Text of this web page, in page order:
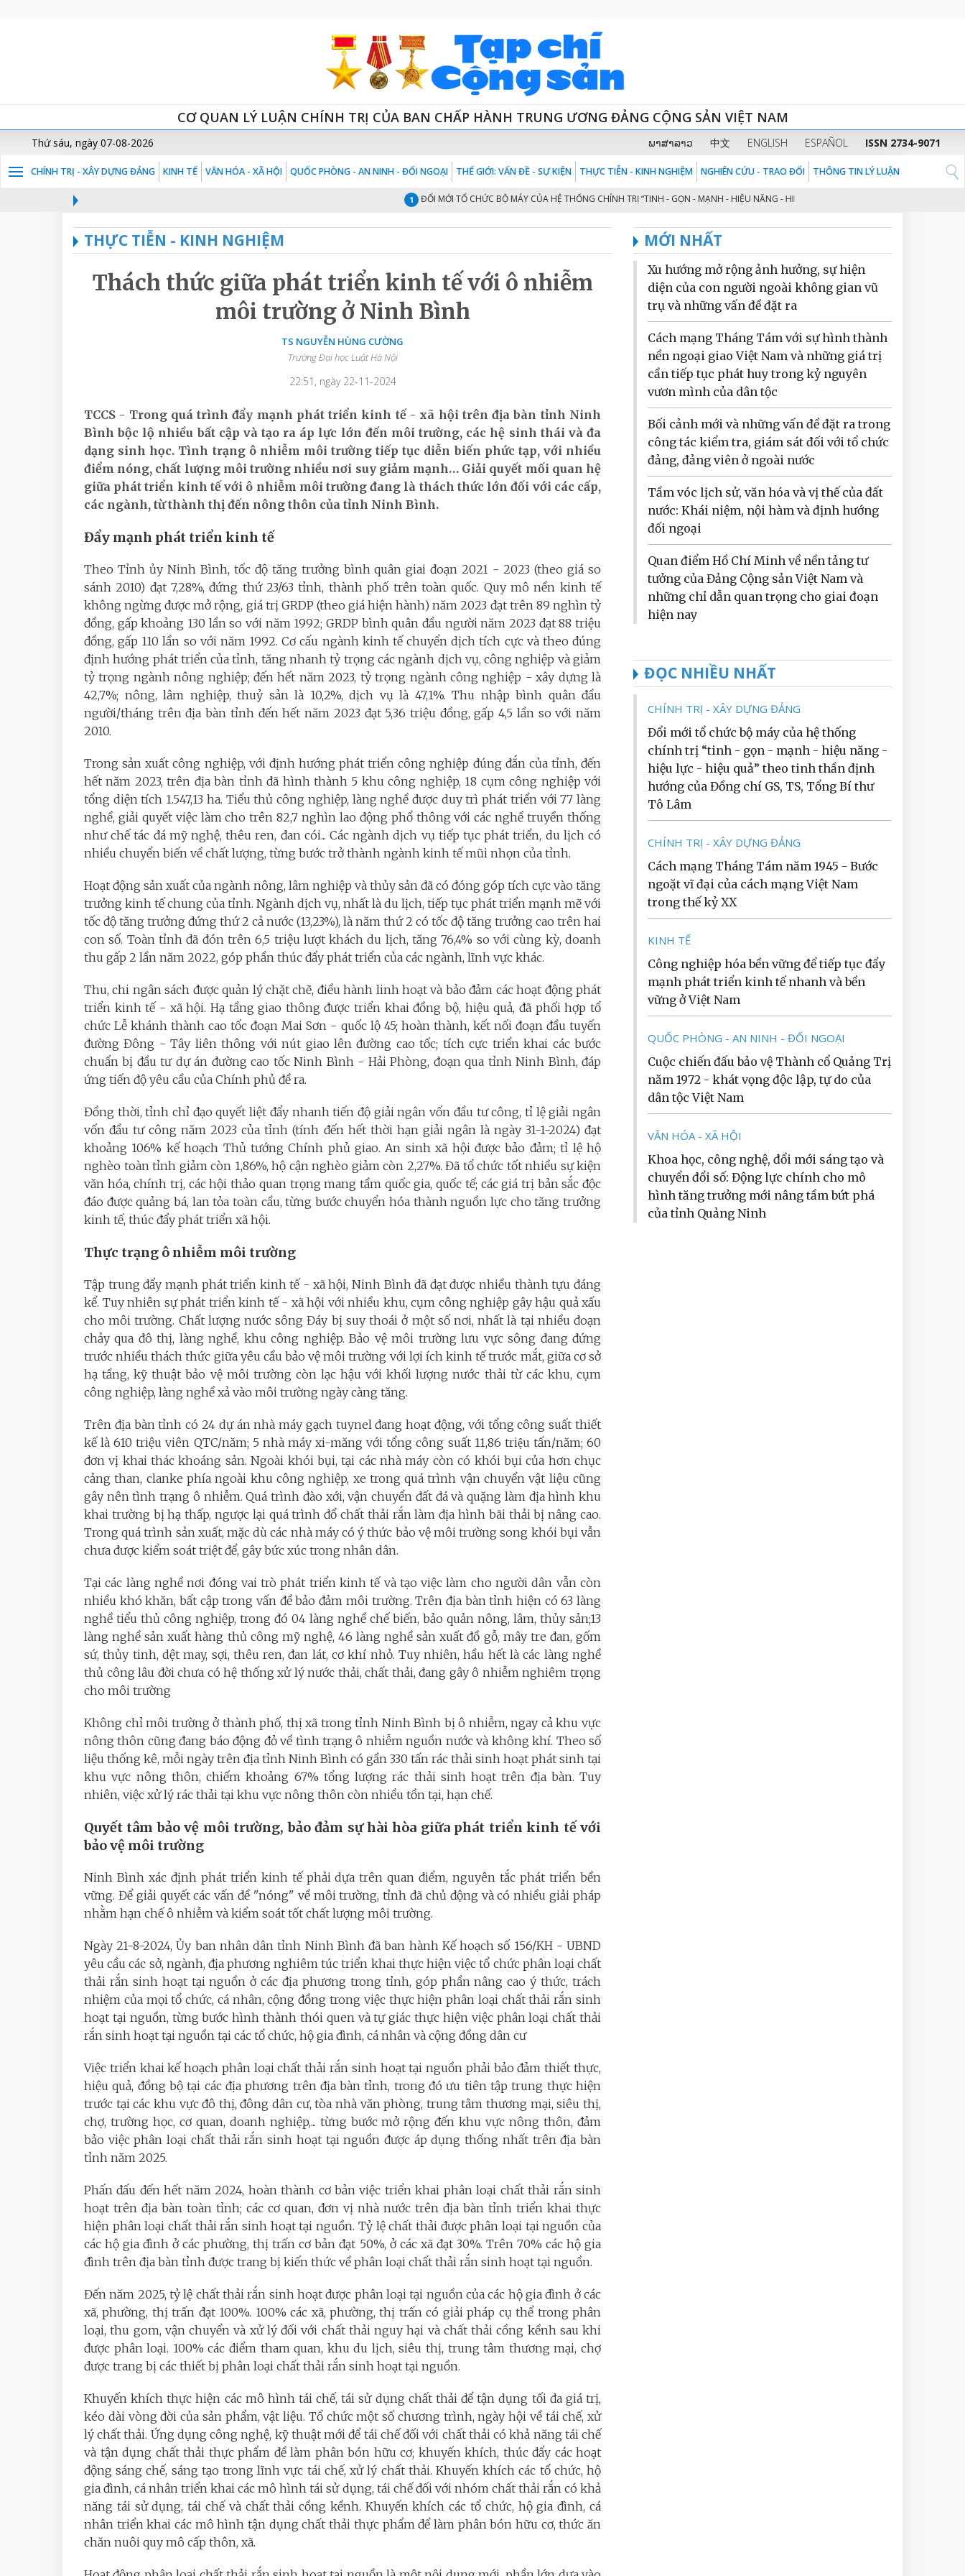
CƠ QUAN LÝ LUẬN CHÍNH TRỊ CỦA BAN CHẤP HÀNH TRUNG ƯƠNG ĐẢNG CỘNG SẢN VIỆT NAM
Thứ sáu, ngày 07-08-2026 ພາສາລາວ 中文 ENGLISH ESPAÑOL ISSN 2734-9071
CHÍNH TRỊ - XÂY DỰNG ĐẢNG KINH TẾ VĂN HÓA - XÃ HỘI QUỐC PHÒNG - AN NINH - ĐỐI NGOẠI THẾ GIỚI: VẤN ĐỀ - SỰ KIỆN THỰC TIỄN - KINH NGHIỆM NGHIÊN CỨU - TRAO ĐỔI THÔNG TIN LÝ LUẬN
ĐỔI MỚI TỔ CHỨC BỘ MÁY CỦA HỆ THỐNG CHÍNH TRỊ “TINH - GỌN - MẠNH - HIỆU NĂNG - HIỆU LỰC - HIỆU QUẢ” THEO TINH THẦN ĐỊNH
THỰC TIỄN - KINH NGHIỆM
Thách thức giữa phát triển kinh tế với ô nhiễm
môi trường ở Ninh Bình
TS NGUYỄN HÙNG CƯỜNG
Trường Đại học Luật Hà Nội
22:51, ngày 22-11-2024
TCCS - Trong quá trình đẩy mạnh phát triển kinh tế - xã hội trên địa bàn tỉnh Ninh
Bình bộc lộ nhiều bất cập và tạo ra áp lực lớn đến môi trường, các hệ sinh thái và đa
dạng sinh học. Tình trạng ô nhiễm môi trường tiếp tục diễn biến phức tạp, với nhiều
điểm nóng, chất lượng môi trường nhiều nơi suy giảm mạnh… Giải quyết mối quan hệ
giữa phát triển kinh tế với ô nhiễm môi trường đang là thách thức lớn đối với các cấp,
các ngành, từ thành thị đến nông thôn của tỉnh Ninh Bình.
Đẩy mạnh phát triển kinh tế
Theo Tỉnh ủy Ninh Bình, tốc độ tăng trưởng bình quân giai đoạn 2021 - 2023 (theo giá so
sánh 2010) đạt 7,28%, đứng thứ 23/63 tỉnh, thành phố trên toàn quốc. Quy mô nền kinh tế
không ngừng được mở rộng, giá trị GRDP (theo giá hiện hành) năm 2023 đạt trên 89 nghìn tỷ
đồng, gấp khoảng 130 lần so với năm 1992; GRDP bình quân đầu người năm 2023 đạt 88 triệu
đồng, gấp 110 lần so với năm 1992. Cơ cấu ngành kinh tế chuyển dịch tích cực và theo đúng
định hướng phát triển của tỉnh, tăng nhanh tỷ trọng các ngành dịch vụ, công nghiệp và giảm
tỷ trọng ngành nông nghiệp; đến hết năm 2023, tỷ trọng ngành công nghiệp - xây dựng là
42,7%; nông, lâm nghiệp, thuỷ sản là 10,2%, dịch vụ là 47,1%. Thu nhập bình quân đầu
người/tháng trên địa bàn tỉnh đến hết năm 2023 đạt 5,36 triệu đồng, gấp 4,5 lần so với năm
2010.
Trong sản xuất công nghiệp, với định hướng phát triển công nghiệp đúng đắn của tỉnh, đến
hết năm 2023, trên địa bàn tỉnh đã hình thành 5 khu công nghiệp, 18 cụm công nghiệp với
tổng diện tích 1.547,13 ha. Tiểu thủ công nghiệp, làng nghề được duy trì phát triển với 77 làng
nghề, giải quyết việc làm cho trên 82,7 nghìn lao động phổ thông với các nghề truyền thống
như chế tác đá mỹ nghệ, thêu ren, đan cói... Các ngành dịch vụ tiếp tục phát triển, du lịch có
nhiều chuyển biến về chất lượng, từng bước trở thành ngành kinh tế mũi nhọn của tỉnh.
Hoạt động sản xuất của ngành nông, lâm nghiệp và thủy sản đã có đóng góp tích cực vào tăng
trưởng kinh tế chung của tỉnh. Ngành dịch vụ, nhất là du lịch, tiếp tục phát triển mạnh mẽ với
tốc độ tăng trưởng đứng thứ 2 cả nước (13,23%), là năm thứ 2 có tốc độ tăng trưởng cao trên hai
con số. Toàn tỉnh đã đón trên 6,5 triệu lượt khách du lịch, tăng 76,4% so với cùng kỳ, doanh
thu gấp 2 lần năm 2022, góp phần thúc đẩy phát triển của các ngành, lĩnh vực khác.
Thu, chi ngân sách được quản lý chặt chẽ, điều hành linh hoạt và bảo đảm các hoạt động phát
triển kinh tế - xã hội. Hạ tầng giao thông được triển khai đồng bộ, hiệu quả, đã phối hợp tổ
chức Lễ khánh thành cao tốc đoạn Mai Sơn - quốc lộ 45; hoàn thành, kết nối đoạn đầu tuyến
đường Đông - Tây liên thông với nút giao lên đường cao tốc; tích cực triển khai các bước
chuẩn bị đầu tư dự án đường cao tốc Ninh Bình - Hải Phòng, đoạn qua tỉnh Ninh Bình, đáp
ứng tiến độ yêu cầu của Chính phủ đề ra.
Đồng thời, tỉnh chỉ đạo quyết liệt đẩy nhanh tiến độ giải ngân vốn đầu tư công, tỉ lệ giải ngân
vốn đầu tư công năm 2023 của tỉnh (tính đến hết thời hạn giải ngân là ngày 31-1-2024) đạt
khoảng 106% kế hoạch Thủ tướng Chính phủ giao. An sinh xã hội được bảo đảm; tỉ lệ hộ
nghèo toàn tỉnh giảm còn 1,86%, hộ cận nghèo giảm còn 2,27%. Đã tổ chức tốt nhiều sự kiện
văn hóa, chính trị, các hội thảo quan trọng mang tầm quốc gia, quốc tế; các giá trị bản sắc độc
đáo được quảng bá, lan tỏa toàn cầu, từng bước chuyển hóa thành nguồn lực cho tăng trưởng
kinh tế, thúc đẩy phát triển xã hội.
Thực trạng ô nhiễm môi trường
Tập trung đẩy mạnh phát triển kinh tế - xã hội, Ninh Bình đã đạt được nhiều thành tựu đáng
kể. Tuy nhiên sự phát triển kinh tế - xã hội với nhiều khu, cụm công nghiệp gây hậu quả xấu
cho môi trường. Chất lượng nước sông Đáy bị suy thoái ở một số nơi, nhất là tại nhiều đoạn
chảy qua đô thị, làng nghề, khu công nghiệp. Bảo vệ môi trường lưu vực sông đang đứng
trước nhiều thách thức giữa yêu cầu bảo vệ môi trường với lợi ích kinh tế trước mắt, giữa cơ sở
hạ tầng, kỹ thuật bảo vệ môi trường còn lạc hậu với khối lượng nước thải từ các khu, cụm
công nghiệp, làng nghề xả vào môi trường ngày càng tăng.
Trên địa bàn tỉnh có 24 dự án nhà máy gạch tuynel đang hoạt động, với tổng công suất thiết
kế là 610 triệu viên QTC/năm; 5 nhà máy xi-măng với tổng công suất 11,86 triệu tấn/năm; 60
đơn vị khai thác khoáng sản. Ngoài khói bụi, tại các nhà máy còn có khói bụi của hơn chục
cảng than, clanke phía ngoài khu công nghiệp, xe trong quá trình vận chuyển vật liệu cũng
gây nên tình trạng ô nhiễm. Quá trình đào xới, vận chuyển đất đá và quặng làm địa hình khu
khai trường bị hạ thấp, ngược lại quá trình đổ chất thải rắn làm địa hình bãi thải bị nâng cao.
Trong quá trình sản xuất, mặc dù các nhà máy có ý thức bảo vệ môi trường song khói bụi vẫn
chưa được kiểm soát triệt để, gây bức xúc trong nhân dân.
Tại các làng nghề nơi đóng vai trò phát triển kinh tế và tạo việc làm cho người dân vẫn còn
nhiều khó khăn, bất cập trong vấn đề bảo đảm môi trường. Trên địa bàn tỉnh hiện có 63 làng
nghề tiểu thủ công nghiệp, trong đó 04 làng nghề chế biến, bảo quản nông, lâm, thủy sản;13
làng nghề sản xuất hàng thủ công mỹ nghệ, 46 làng nghề sản xuất đồ gỗ, mây tre đan, gốm
sứ, thủy tinh, dệt may, sợi, thêu ren, đan lát, cơ khí nhỏ. Tuy nhiên, hầu hết là các làng nghề
thủ công lâu đời chưa có hệ thống xử lý nước thải, chất thải, đang gây ô nhiễm nghiêm trọng
cho môi trường
Không chỉ môi trường ở thành phố, thị xã trong tỉnh Ninh Bình bị ô nhiễm, ngay cả khu vực
nông thôn cũng đang báo động đỏ về tình trạng ô nhiễm nguồn nước và không khí. Theo số
liệu thống kê, mỗi ngày trên địa tỉnh Ninh Bình có gần 330 tấn rác thải sinh hoạt phát sinh tại
khu vực nông thôn, chiếm khoảng 67% tổng lượng rác thải sinh hoạt trên địa bàn. Tuy
nhiên, việc xử lý rác thải tại khu vực nông thôn còn nhiều tồn tại, hạn chế.
Quyết tâm bảo vệ môi trường, bảo đảm sự hài hòa giữa phát triển kinh tế với
bảo vệ môi trường
Ninh Bình xác định phát triển kinh tế phải dựa trên quan điểm, nguyên tắc phát triển bền
vững. Để giải quyết các vấn đề "nóng" về môi trường, tỉnh đã chủ động và có nhiều giải pháp
nhằm hạn chế ô nhiễm và kiểm soát tốt chất lượng môi trường.
Ngày 21-8-2024, Ủy ban nhân dân tỉnh Ninh Bình đã ban hành Kế hoạch số 156/KH - UBND
yêu cầu các sở, ngành, địa phương nghiêm túc triển khai thực hiện việc tổ chức phân loại chất
thải rắn sinh hoạt tại nguồn ở các địa phương trong tỉnh, góp phần nâng cao ý thức, trách
nhiệm của mọi tổ chức, cá nhân, cộng đồng trong việc thực hiện phân loại chất thải rắn sinh
hoạt tại nguồn, từng bước hình thành thói quen và tự giác thực hiện việc phân loại chất thải
rắn sinh hoạt tại nguồn tại các tổ chức, hộ gia đình, cá nhân và cộng đồng dân cư
Việc triển khai kế hoạch phân loại chất thải rắn sinh hoạt tại nguồn phải bảo đảm thiết thực,
hiệu quả, đồng bộ tại các địa phương trên địa bàn tỉnh, trong đó ưu tiên tập trung thực hiện
trước tại các khu vực đô thị, đông dân cư, tòa nhà văn phòng, trung tâm thương mại, siêu thị,
chợ, trường học, cơ quan, doanh nghiệp,... từng bước mở rộng đến khu vực nông thôn, đảm
bảo việc phân loại chất thải rắn sinh hoạt tại nguồn được áp dụng thống nhất trên địa bàn
tỉnh năm 2025.
Phấn đấu đến hết năm 2024, hoàn thành cơ bản việc triển khai phân loại chất thải rắn sinh
hoạt trên địa bàn toàn tỉnh; các cơ quan, đơn vị nhà nước trên địa bàn tỉnh triển khai thực
hiện phân loại chất thải rắn sinh hoạt tại nguồn. Tỷ lệ chất thải được phân loại tại nguồn của
các hộ gia đình ở các phường, thị trấn cơ bản đạt 50%, ở các xã đạt 30%. Trên 70% các hộ gia
đình trên địa bàn tỉnh được trang bị kiến thức về phân loại chất thải rắn sinh hoạt tại nguồn.
Đến năm 2025, tỷ lệ chất thải rắn sinh hoạt được phân loại tại nguồn của các hộ gia đình ở các
xã, phường, thị trấn đạt 100%. 100% các xã, phường, thị trấn có giải pháp cụ thể trong phân
loại, thu gom, vận chuyển và xử lý đối với chất thải nguy hại và chất thải cồng kềnh sau khi
được phân loại. 100% các điểm tham quan, khu du lịch, siêu thị, trung tâm thương mại, chợ
được trang bị các thiết bị phân loại chất thải rắn sinh hoạt tại nguồn.
Khuyến khích thực hiện các mô hình tái chế, tái sử dụng chất thải để tận dụng tối đa giá trị,
kéo dài vòng đời của sản phẩm, vật liệu. Tổ chức một số chương trình, ngày hội về tái chế, xử
lý chất thải. Ứng dụng công nghệ, kỹ thuật mới để tái chế đối với chất thải có khả năng tái chế
và tận dụng chất thải thực phẩm đề làm phân bón hữu cơ; khuyến khích, thúc đẩy các hoạt
động sáng chế, sáng tạo trong lĩnh vực tái chế, xử lý chất thải. Khuyến khích các tổ chức, hộ
gia đình, cá nhân triển khai các mô hình tái sử dụng, tái chế đối với nhóm chất thải rắn có khả
năng tái sử dụng, tái chế và chất thải cồng kềnh. Khuyến khích các tổ chức, hộ gia đình, cá
nhân triển khai các mô hình tận dụng chất thải thực phẩm để làm phân bón hữu cơ, thức ăn
chăn nuôi quy mô cấp thôn, xã.
MỚI NHẤT
Xu hướng mở rộng ảnh hưởng, sự hiện
diện của con người ngoài không gian vũ
trụ và những vấn đề đặt ra
Cách mạng Tháng Tám với sự hình thành
nền ngoại giao Việt Nam và những giá trị
cần tiếp tục phát huy trong kỷ nguyên
vươn mình của dân tộc
Bối cảnh mới và những vấn đề đặt ra trong
công tác kiểm tra, giám sát đối với tổ chức
đảng, đảng viên ở ngoài nước
Tầm vóc lịch sử, văn hóa và vị thế của đất
nước: Khái niệm, nội hàm và định hướng
đối ngoại
Quan điểm Hồ Chí Minh về nền tảng tư
tưởng của Đảng Cộng sản Việt Nam và
những chỉ dẫn quan trọng cho giai đoạn
hiện nay
ĐỌC NHIỀU NHẤT
CHÍNH TRỊ - XÂY DỰNG ĐẢNG
Đổi mới tổ chức bộ máy của hệ thống
chính trị “tinh - gọn - mạnh - hiệu năng -
hiệu lực - hiệu quả” theo tinh thần định
hướng của Đồng chí GS, TS, Tổng Bí thư
Tô Lâm
CHÍNH TRỊ - XÂY DỰNG ĐẢNG
Cách mạng Tháng Tám năm 1945 - Bước
ngoặt vĩ đại của cách mạng Việt Nam
trong thế kỷ XX
KINH TẾ
Công nghiệp hóa bền vững để tiếp tục đẩy
mạnh phát triển kinh tế nhanh và bền
vững ở Việt Nam
QUỐC PHÒNG - AN NINH - ĐỐI NGOẠI
Cuộc chiến đấu bảo vệ Thành cổ Quảng Trị
năm 1972 - khát vọng độc lập, tự do của
dân tộc Việt Nam
VĂN HÓA - XÃ HỘI
Khoa học, công nghệ, đổi mới sáng tạo và
chuyển đổi số: Động lực chính cho mô
hình tăng trưởng mới nâng tầm bứt phá
của tỉnh Quảng Ninh